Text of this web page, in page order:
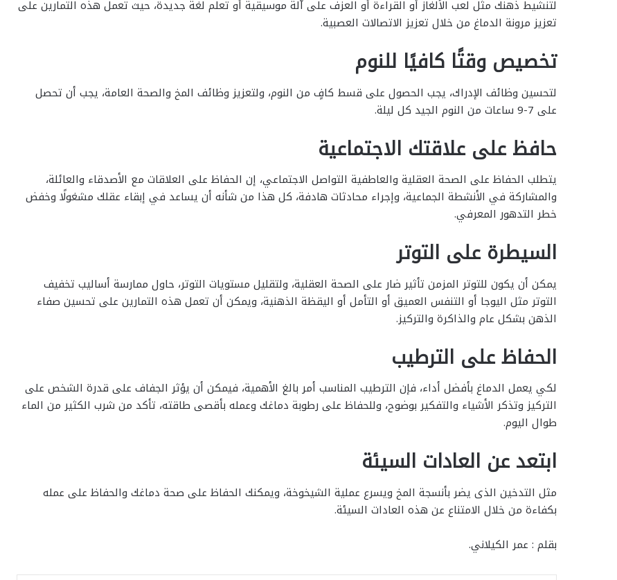
لتنشيط ذهنك مثل لعب الألغاز أو القراءة أو العزف على آلة موسيقية أو تعلم لغة جديدة، حيث تعمل هذه التمارين على
تعزيز مرونة الدماغ من خلال تعزيز الاتصالات العصبية.
تخصيص وقتًا كافيًا للنوم
لتحسين وظائف الإدراك، يجب الحصول على قسط كافٍ من النوم، ولتعزيز وظائف المخ والصحة العامة، يجب أن تحصل
على 7-9 ساعات من النوم الجيد كل ليلة.
حافظ على علاقتك الاجتماعية
يتطلب الحفاظ على الصحة العقلية والعاطفية التواصل الاجتماعي، إن الحفاظ على العلاقات مع الأصدقاء والعائلة،
والمشاركة في الأنشطة الجماعية، وإجراء محادثات هادفة، كل هذا من شأنه أن يساعد في إبقاء عقلك مشغولًا وخفض
خطر التدهور المعرفي.
السيطرة على التوتر
يمكن أن يكون للتوتر المزمن تأثير ضار على الصحة العقلية، ولتقليل مستويات التوتر، حاول ممارسة أساليب تخفيف
التوتر مثل اليوجا أو التنفس العميق أو التأمل أو اليقظة الذهنية، ويمكن أن تعمل هذه التمارين على تحسين صفاء
الذهن بشكل عام والذاكرة والتركيز.
الحفاظ على الترطيب
لكي يعمل الدماغ بأفضل أداء، فإن الترطيب المناسب أمر بالغ الأهمية، فيمكن أن يؤثر الجفاف على قدرة الشخص على
التركيز وتذكر الأشياء والتفكير بوضوح، وللحفاظ على رطوبة دماغك وعمله بأقصى طاقته، تأكد من شرب الكثير من الماء
طوال اليوم.
ابتعد عن العادات السيئة
مثل التدخين الذى يضر بأنسجة المخ ويسرع عملية الشيخوخة، ويمكنك الحفاظ على صحة دماغك والحفاظ على عمله
بكفاءة من خلال الامتناع عن هذه العادات السيئة.
بقلم : عمر الكيلاني.